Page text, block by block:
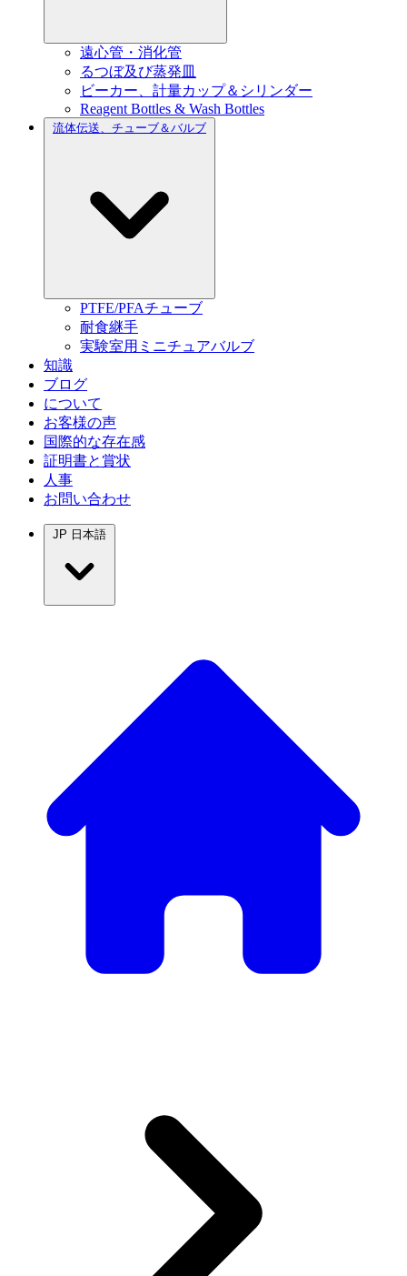
遠心管・消化管
るつぼ及び蒸発皿
ビーカー、計量カップ＆シリンダー
Reagent Bottles & Wash Bottles
流体伝送、チューブ＆バルブ
PTFE/PFAチューブ
耐食継手
実験室用ミニチュアバルブ
知識
ブログ
について
お客様の声
国際的な存在感
証明書と賞状
人事
お問い合わせ
JP 日本語